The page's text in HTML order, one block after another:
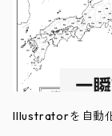
Illustratorを自動